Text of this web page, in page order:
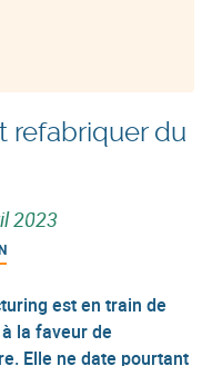
refabriquer du
2023
est en train de
la faveur de
Elle ne date pourtant